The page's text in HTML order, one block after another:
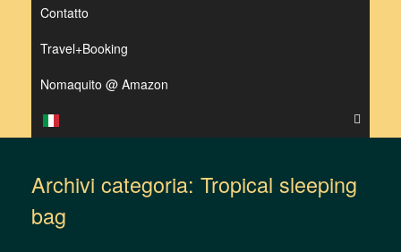
Contatto
Travel+Booking
Nomaquito @ Amazon
Archivi categoria: Tropical sleeping
bag